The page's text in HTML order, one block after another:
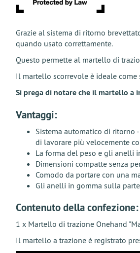
Grazie al sistema di ritorno
quando usato correttamente.
Questo permette al martello di
Il martello scorrevole è ideale
Si prega di notare che il martello a
Vantaggi:
Sistema automatico di ritorno
di lavorare più velocemente
La forma del peso e gli anelli
Dimensioni compatte senza
Comodo da portare con una
Gli anelli in gomma sulla
Contenuto della confezione:
1 x Martello di trazione Onehand
Il martello a trazione è registrato